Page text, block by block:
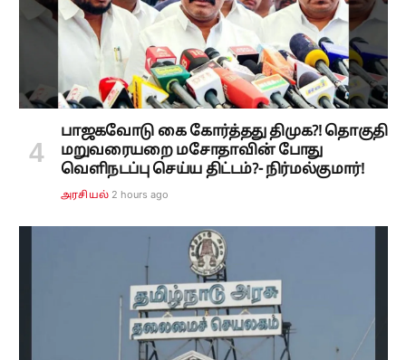
பாஜகவோடு கை கோர்த்தது திமுக?! தொகுதி
மறுவரையறை மசோதாவின் போது
வெளிநடப்பு செய்ய திட்டம்?- நிர்மல்குமார்!
அரசியல் 2 hours ago